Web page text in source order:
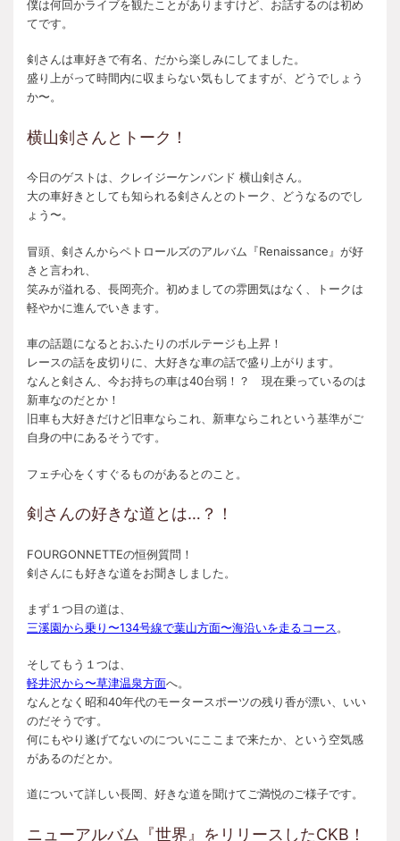
僕は何回かライブを観たことがありますけど、お話するのは初め
てです。
剣さんは車好きで有名、だから楽しみにしてました。
盛り上がって時間内に収まらない気もしてますが、どうでしょう
か〜。
横山剣さんとトーク！
今日のゲストは、クレイジーケンバンド 横山剣さん。
大の車好きとしても知られる剣さんとのトーク、どうなるのでし
ょう〜。
冒頭、剣さんからペトロールズのアルバム『Renaissance』が好
きと言われ、
笑みが溢れる、長岡亮介。初めましての雰囲気はなく、トークは
軽やかに進んでいきます。
車の話題になるとおふたりのボルテージも上昇！
レースの話を皮切りに、大好きな車の話で盛り上がります。
なんと剣さん、今お持ちの車は40台弱！？ 現在乗っているのは
新車なのだとか！
旧車も大好きだけど旧車ならこれ、新車ならこれという基準がご
自身の中にあるそうです。
フェチ心をくすぐるものがあるとのこと。
剣さんの好きな道とは…？！
FOURGONNETTEの恒例質問！
剣さんにも好きな道をお聞きしました。
まず１つ目の道は、
三溪園から乗り〜134号線で葉山方面〜海沿いを走るコース 。
そしてもう１つは、
軽井沢から〜草津温泉方面へ。
なんとなく昭和40年代のモータースポーツの残り香が漂い、いい
のだそうです。
何にもやり遂げてないのについにここまで来たか、という空気感
があるのだとか。
道について詳しい長岡、好きな道を聞けてご満悦のご様子です。
ニューアルバム『世界』をリリースしたCKB！